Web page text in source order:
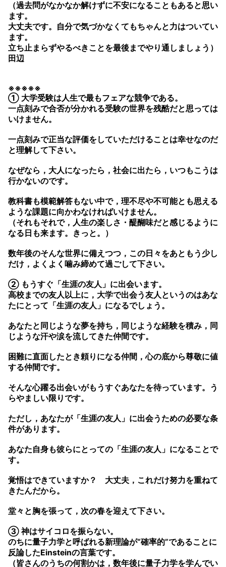
（過去問がなかなか解けずに不安になることもあると思い
ます。
大丈夫です。自分で気づかなくてもちゃんと力はついてい
ます。
立ち止まらずやるべきことを最後までやり通しましょう）
田辺
※※※※※
① 大学受験は人生で最もフェアな競争である。
一点刻みで合否が分かれる受験の世界を残酷だと思っては
いけません。
一点刻みで正当な評価をしていただけることは幸せなのだ
と理解して下さい。
なぜなら，大人になったら，社会に出たら，いつもこうは
行かないのです。
教科書も模範解答もない中で，理不尽や不可能とも思える
ような課題に向かわなければいけません。
（それもそれで，人生の楽しさ・醍醐味だと感じるように
なる日も来ます。きっと。）
数年後のそんな世界に備えつつ，この日々をあともう少し
だけ，よくよく噛み締めて過ごして下さい。
② もうすぐ「生涯の友人」に出会います。
高校までの友人以上に，大学で出会う友人というのはあな
たにとって「生涯の友人」になるでしょう。
あなたと同じような夢を持ち，同じような経験を積み，同
じような汗や涙を流してきた仲間です。
困難に直面したとき頼りになる仲間，心の底から尊敬に値
する仲間です。
そんな心躍る出会いがもうすぐあなたを待っています。う
らやましい限りです。
ただし，あなたが「生涯の友人」に出会うための必要な条
件があります。
あなた自身も彼らにとっての「生涯の友人」になることで
す。
覚悟はできていますか？ 大丈夫，これだけ努力を重ねて
きたんだから。
堂々と胸を張って，次の春を迎えて下さい。
③ 神はサイコロを振らない。
のちに量子力学と呼ばれる新理論が“確率的”であることに
反論したEinsteinの言葉です。
（皆さんのうちの何割かは，数年後に量子力学を学んでい